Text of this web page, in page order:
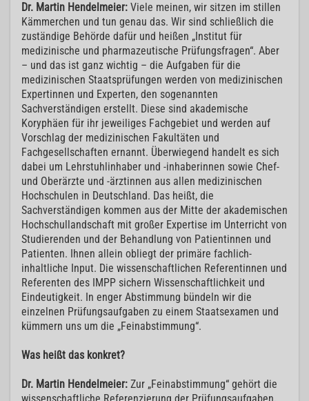
Dr. Martin Hendelmeier: Viele meinen, wir sitzen im stillen
Kämmerchen und tun genau das. Wir sind schließlich die
zuständige Behörde dafür und heißen „Institut für
medizinische und pharmazeutische Prüfungsfragen“. Aber
– und das ist ganz wichtig – die Aufgaben für die
medizinischen Staatsprüfungen werden von medizinischen
Expertinnen und Experten, den sogenannten
Sachverständigen erstellt. Diese sind akademische
Koryphäen für ihr jeweiliges Fachgebiet und werden auf
Vorschlag der medizinischen Fakultäten und
Fachgesellschaften ernannt. Überwiegend handelt es sich
dabei um Lehrstuhlinhaber und -inhaberinnen sowie Chef-
und Oberärzte und -ärztinnen aus allen medizinischen
Hochschulen in Deutschland. Das heißt, die
Sachverständigen kommen aus der Mitte der akademischen
Hochschullandschaft mit großer Expertise im Unterricht von
Studierenden und der Behandlung von Patientinnen und
Patienten. Ihnen allein obliegt der primäre fachlich-
inhaltliche Input. Die wissenschaftlichen Referentinnen und
Referenten des IMPP sichern Wissenschaftlichkeit und
Eindeutigkeit. In enger Abstimmung bündeln wir die
einzelnen Prüfungsaufgaben zu einem Staatsexamen und
kümmern uns um die „Feinabstimmung“.
Was heißt das konkret?
Dr. Martin Hendelmeier: Zur „Feinabstimmung“ gehört die